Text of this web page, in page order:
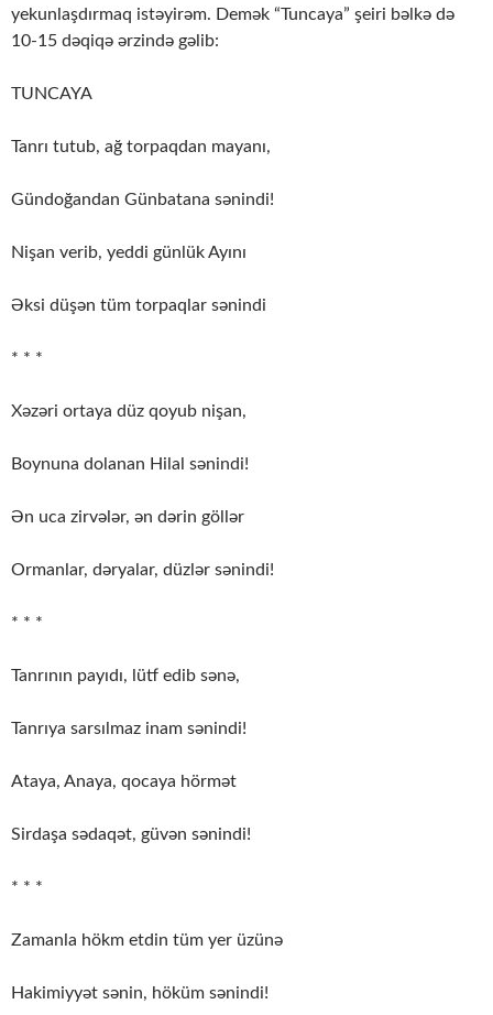
yekunlaşdırmaq istəyirəm. Demək “Tuncaya” şeiri bəlkə də
10-15 dəqiqə ərzində gəlib:
TUNCAYA
Tanrı tutub, ağ torpaqdan mayanı,
Gündoğandan Günbatana sənindi!
Nişan verib, yeddi günlük Ayını
Əksi düşən tüm torpaqlar sənindi
* * *
Xəzəri ortaya düz qoyub nişan,
Boynuna dolanan Hilal sənindi!
Ən uca zirvələr, ən dərin göllər
Ormanlar, dəryalar, düzlər sənindi!
* * *
Tanrının payıdı, lütf edib sənə,
Tanrıya sarsılmaz inam sənindi!
Ataya, Anaya, qocaya hörmət
Sirdaşa sədaqət, güvən sənindi!
* * *
Zamanla hökm etdin tüm yer üzünə
Hakimiyyət sənin, höküm sənindi!